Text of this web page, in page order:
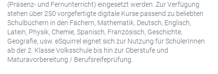
(Präsenz- und Fernunterricht) eingesetzt werden. Zur Verfügung
stehen über 250 vorgefertigte digitale Kurse passend zu beliebten
Schulbüchern in den Fächern, Mathematik, Deutsch, Englisch,
Latein, Physik, Chemie, Spanisch, Französisch, Geschichte,
Geografie, usw. eSquirrel eignet sich zur Nutzung für SchülerInnen
ab der 2. Klasse Volksschule bis hin zur Oberstufe und
Maturavorbereitung / Berufsreifeprüfung.